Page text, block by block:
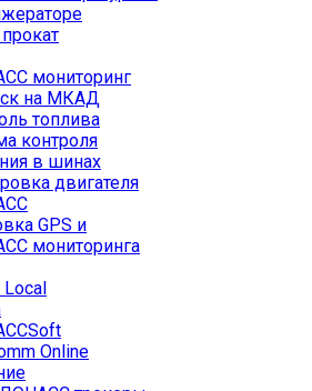
мониторинг
на МКАД
топлива
контроля
в шинах
двигателя
GPS и
мониторинга
Local
Оnline